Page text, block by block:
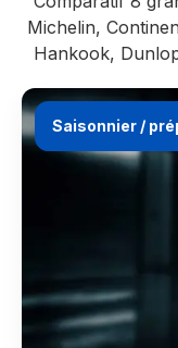
Michelin,
Hankook,
Saisonnier /